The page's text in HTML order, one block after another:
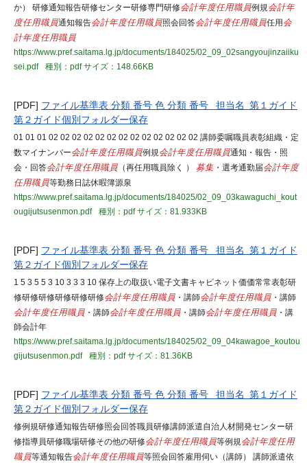
か） 研修通知報告研修センター研修専門研修会計年度任用職員例規会計年
度任用職員通知報告会計年度任用職員照会回答会計年度任用職員任用 会
計年度任用職員
https://www.pref.saitama.lg.jp/documents/184025/02_09_02sangyoujinzaiiku
sei.pdf
種別：pdfサイズ：148.66KB
[PDF] ファイル基準表 分類 番号 色 分類 番号 担当名 第１ガイド
第２ガイド個別フォルダー保存
01 01 01 02 02 02 02 02 02 02 02 02 02 02 02 02 講師委嘱職員表彰組織・定
数マイナンバー会計年度任用職員例規会計年度任用職員通知・報告・照
会・回答会計年度任用職員 （再任用職員除く ） 募集 ・選考通勤届会計年度
任用職員等勤務日誌休暇簿源泉
https://www.pref.saitama.lg.jp/documents/184025/02_09_03kawaguchi_kout
ougijutsusenmon.pdf
種別：pdfサイズ：81.933KB
[PDF] ファイル基準表 分類 番号 色 分類 番号 担当名 第１ガイド
第２ガイド個別フォルダー保存
1 5 3 5 5 3 10 3 3 3 10 保存上の取扱い電子文書キャビネット価価常常表彰研
修研修研修研修研修研修会計年度任用職員 ・講師会計年度任用職員 ・講師
会計年度任用職員 ・講師会計年度任用職員 ・講師会計年度任用職員 ・講
師会計年
https://www.pref.saitama.lg.jp/documents/184025/02_09_04kawagoe_koutou
gijutsusenmon.pdf
種別：pdfサイズ：81.36KB
[PDF] ファイル基準表 分類 番号 色 分類 番号 担当名 第１ガイド
第２ガイド個別フォルダー保存
修例規研修通知報告研修照会回答職員研修講師派遣自治人材開発センター研
修指導員研修職場研修その他の研修会計年度任用職員等例規会計年度任用
職員等通知報告会計年度任用職員等照会回答雇用伺い（講師） 講師派遣依